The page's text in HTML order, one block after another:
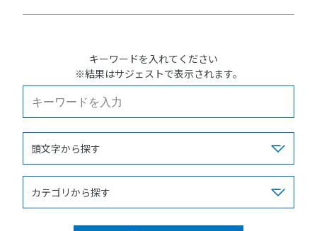
キーワードを入れてください
※結果はサジェストで表示されます。